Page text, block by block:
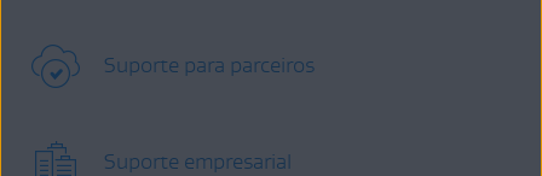
Suporte para parceiros
Suporte empresarial